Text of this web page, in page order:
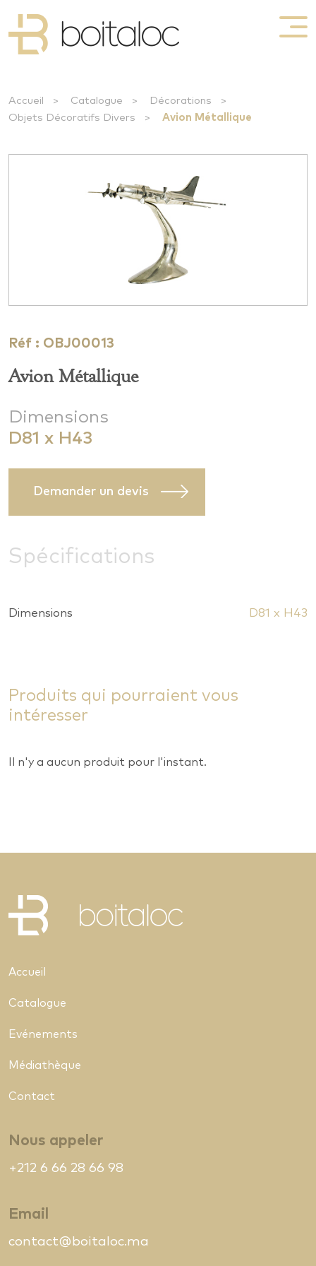
Accueil > Catalogue > Décorations
>
Objets Décoratifs Divers
> Avion Métallique
Réf : OBJ00013
Avion Métallique
Dimensions
D81 x H43
Demander un devis
Spécifications
Dimensions D81 x H43
Produits qui pourraient vous
intéresser
Il n'y a aucun produit pour l'instant.
Accueil
Catalogue
Evénements
Médiathèque
Contact
Nous appeler
+212 6 66 28 66 98
Email
contact@boitaloc.ma